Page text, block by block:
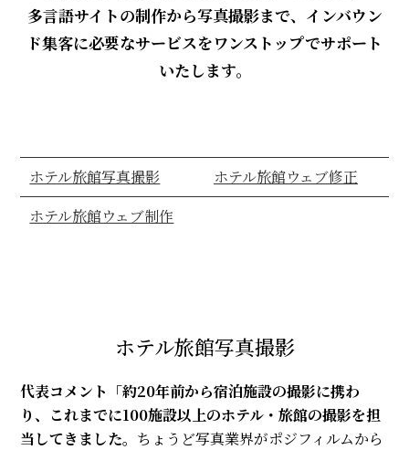
多言語サイトの制作から写真撮影まで、インバウン
ド集客に必要なサービスをワンストップでサポート
いたします。
ホテル旅館写真撮影
ホテル旅館ウェブ修正
ホテル旅館ウェブ制作
ホテル旅館写真撮影
代表コメント 「約20年前から宿泊施設の撮影に携わ
り、これまでに100施設以上のホテル・旅館の撮影を担
当してきました。 ちょうど写真業界がポジフィルムから